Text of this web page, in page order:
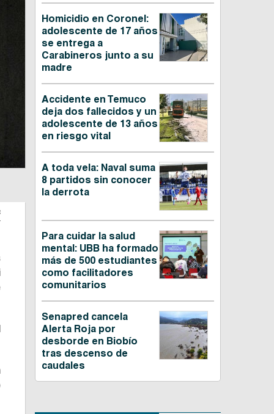
Homicidio en Coronel:
adolescente de 17 años
se entrega a
Carabineros junto a su
madre
Accidente en Temuco
deja dos fallecidos y un
adolescente de 13 años
en riesgo vital
A toda vela: Naval suma
8 partidos sin conocer
la derrota
Para cuidar la salud
mental: UBB ha formado
más de 500 estudiantes
como facilitadores
comunitarios
Senapred cancela
Alerta Roja por
desborde en Biobío
tras descenso de
caudales